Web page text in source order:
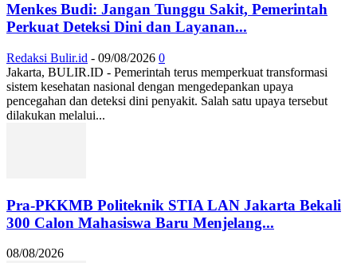
Menkes Budi: Jangan Tunggu Sakit, Pemerintah
Perkuat Deteksi Dini dan Layanan...
Redaksi Bulir.id - 09/08/2026 0
Jakarta, BULIR.ID - Pemerintah terus memperkuat transformasi
sistem kesehatan nasional dengan mengedepankan upaya
pencegahan dan deteksi dini penyakit. Salah satu upaya tersebut
dilakukan melalui...
Pra-PKKMB Politeknik STIA LAN Jakarta Bekali
300 Calon Mahasiswa Baru Menjelang...
08/08/2026